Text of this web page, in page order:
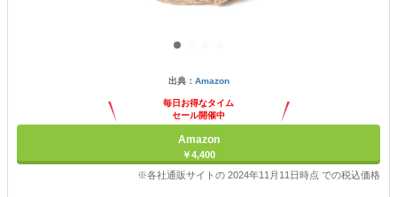
出典： Amazon
毎日お得なタイム
セール開催中
Amazon
￥4,400
※各社通販サイトの 2024年11月11日時点 での税込価格